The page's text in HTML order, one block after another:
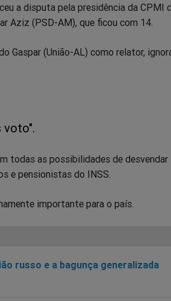
a disputa pela presidência da CPMI
Aziz (PSD-AM), que ficou com 14.
Gaspar (União-AL) como relator,
voto".
todas as possibilidades de
e pensionistas do INSS.
importante para o país.
russo e a bagunça generalizada